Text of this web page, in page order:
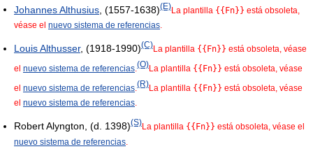
Johannes Althusius , (1557-1638)(E)La plantilla {{Fn}} está obsoleta,
véase el nuevo sistema de referencias.
Louis Althusser, (1918-1990)(C)La plantilla {{Fn}} está obsoleta, véase
el nuevo sistema de referencias (O)La plantilla {{Fn}} está obsoleta, véase
el nuevo sistema de referencias (R)La plantilla {{Fn}} está obsoleta, véase
el nuevo sistema de referencias.
Robert Alyngton, (d. 1398)(S)La plantilla {{Fn}} está obsoleta, véase el
nuevo sistema de referencias.